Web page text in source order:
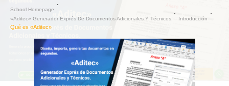
School Homepage
«Aditec» Generador Exprés De Documentos Adicionales Y Técnicos
Introducción
Qué es «Aditec»